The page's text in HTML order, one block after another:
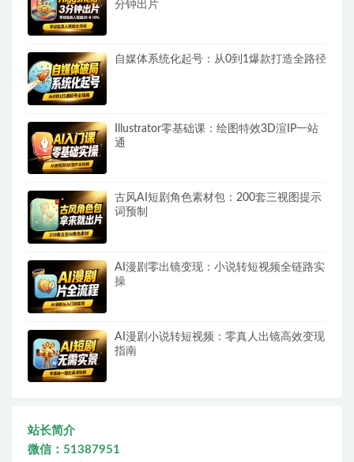
分钟出片
自媒体系统化起号：从0到1爆款打造全路径
Illustrator零基础课：绘图特效3D渲IP一站
通
古风AI短剧角色素材包：200套三视图提示
词预制
AI漫剧零出镜变现：小说转短视频全链路实
操
AI漫剧小说转短视频：零真人出镜高效变现
指南
站长简介
微信：51387951